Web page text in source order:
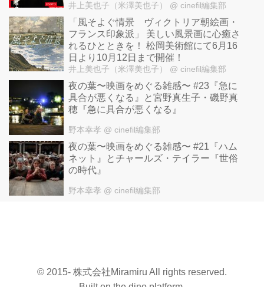
井上美也子（米澤美也子） @ cinefil編集部
「風そよぐ情景 ヴィクトリア朝絵画・
フランス印象派」 美しい風景画に心癒さ
れるひとときを！ 松岡美術館にて6月16
日より10月12日まで開催！
井上美也子（米澤美也子） @ cinefil編集部
夜の葉〜映画をめぐる雑感〜 #23『急に
具合が悪くなる』と宮野真生子・磯野真
穂『急に具合が悪くなる』
野本幸孝 @ cinefil編集部
夜の葉〜映画をめぐる雑感〜 #21『ハム
ネット』とチャールズ・テイラー『世俗
の時代』
野本幸孝 @ cinefil編集部
© 2015- 株式会社Miramiru All rights reserved.